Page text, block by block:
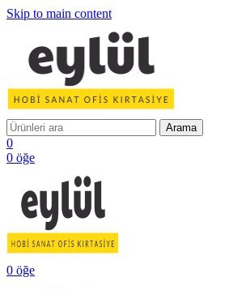
Skip to main content
Arama
0
0 öğe
0 öğe